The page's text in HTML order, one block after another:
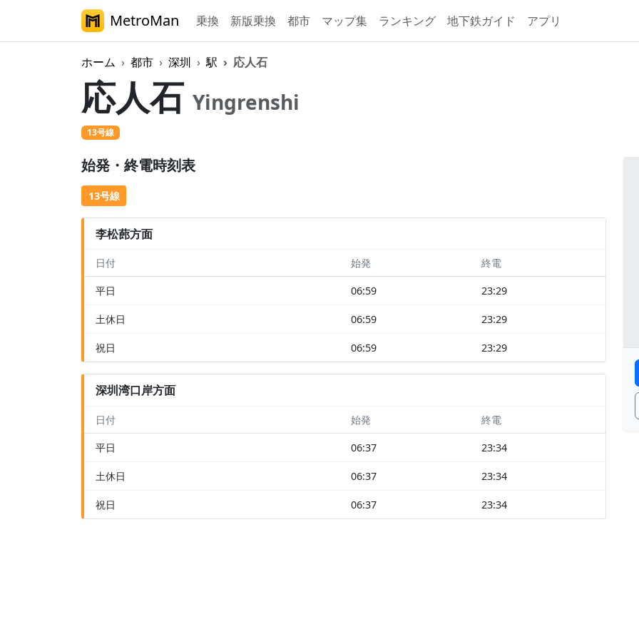
MetroMan 乗換 新版乗換 都市 マップ集 ランキング 地下鉄ガイド アプリ
ホーム 都市 深圳 駅 応人石
応人石 Yingrenshi
13号線
始発・終電時刻表
13号線
李松蓢方面
日付 始発 終電
平日 06:59 23:29
土休日 06:59 23:29
祝日 06:59 23:29
深圳湾口岸方面
日付 始発 終電
平日 06:37 23:34
土休日 06:37 23:34
祝日 06:37 23:34